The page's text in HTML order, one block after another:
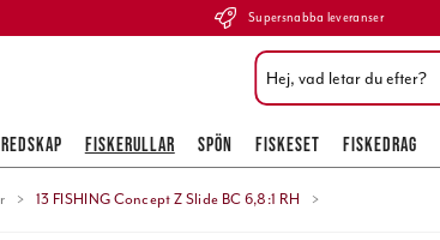
Supersnabba leveranser
FISKERULLAR SPÖN FISKESET FISKEDRAG
13 FISHING Concept Z Slide BC 6,8:1 RH